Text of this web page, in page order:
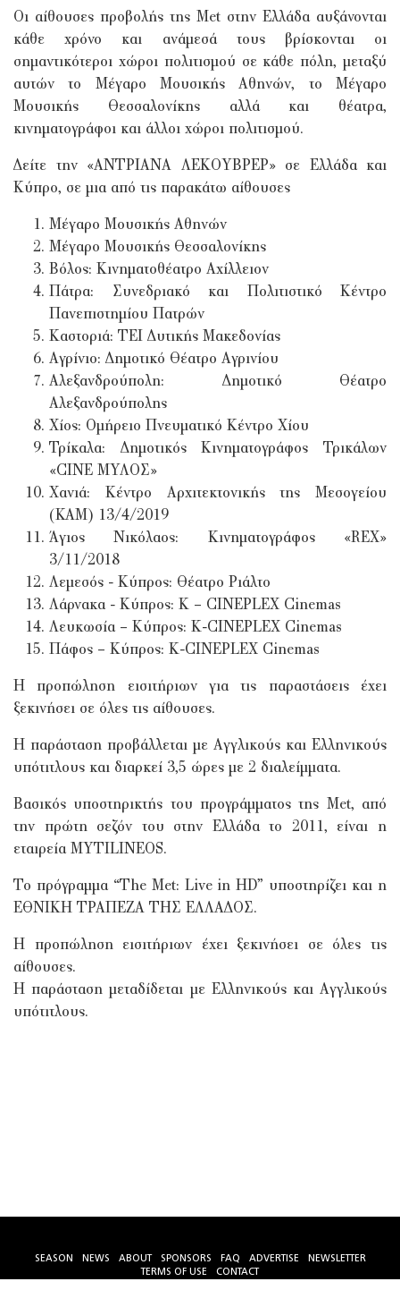
Οι αίθουσες προβολής της Met στην Ελλάδα αυξάνονται
κάθε χρόνο και ανάμεσά τους βρίσκονται οι
σημαντικότεροι χώροι πολιτισμού σε κάθε πόλη, μεταξύ
αυτών το Μέγαρο Μουσικής Αθηνών, το Μέγαρο
Μουσικής Θεσσαλονίκης αλλά και θέατρα,
κινηματογράφοι και άλλοι χώροι πολιτισμού.
Δείτε την «ΑΝΤΡΙΑΝΑ ΛΕΚΟΥΒΡΕΡ» σε Ελλάδα και
Κύπρο, σε μια από τις παρακάτω αίθουσες
Μέγαρο Μουσικής Αθηνών
Μέγαρο Μουσικής Θεσσαλονίκης
Βόλος: Κινηματοθέατρο Αχίλλειον
Πάτρα: Συνεδριακό και Πολιτιστικό Κέντρο
Πανεπιστημίου Πατρών
Kαστοριά: TEI Δυτικής Μακεδονίας
Αγρίνιο: Δημοτικό Θέατρο Αγρινίου
Αλεξανδρούπολη: Δημοτικό Θέατρο
Αλεξανδρούπολης
Χίος: Oμήρειο Πνευματικό Κέντρο Χίου
Τρίκαλα: Δημοτικός Κινηματογράφος Τρικάλων
«CINE ΜΥΛΟΣ»
Χανιά: Κέντρο Αρχιτεκτονικής της Μεσογείου
(ΚΑΜ) 13/4/2019
Άγιος Νικόλαος: Κινηματογράφος «REX»
3/11/2018
Λεμεσός - Κύπρος: Θέατρο Ριάλτο
Λάρνακα - Κύπρος: Κ – CINEPLEX Cinemas
Λευκωσία – Κύπρος: Κ-CINEPLEX Cinemas
Πάφος – Κύπρος: Κ-CINEPLEX Cinemas
Η προπώληση εισιτήριων για τις παραστάσεις έχει
ξεκινήσει σε όλες τις αίθουσες.
Η παράσταση προβάλλεται με Αγγλικούς και Ελληνικούς
υπότιτλους και διαρκεί 3,5 ώρες με 2 διαλείμματα.
Βασικός υποστηρικτής του προγράμματος της Μet, από
την πρώτη σεζόν του στην Ελλάδα το 2011, είναι η
εταιρεία MYTILINEOS.
Το πρόγραμμα “The Met: Live in HD” υποστηρίζει και η
ΕΘΝΙΚΗ ΤΡΑΠΕΖΑ ΤΗΣ ΕΛΛΑΔΟΣ.
Η προπώληση εισιτήριων έχει ξεκινήσει σε όλες τις
αίθουσες.
Η παράσταση μεταδίδεται με Ελληνικούς και Αγγλικούς
υπότιτλους.
SEASON NEWS ABOUT SPONSORS FAQ ADVERTISE
NEWSLETTER
TERMS OF USE
CONTACT